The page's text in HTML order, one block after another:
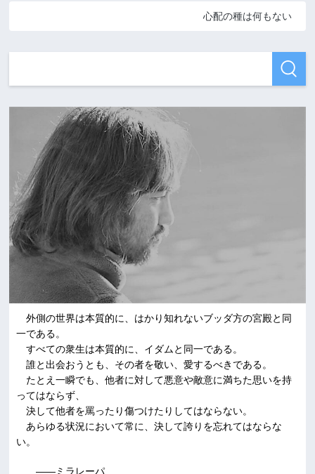
心配の種は何もない
外側の世界は本質的に、はかり知れないブッダ方の宮殿と同
一である。
すべての衆生は本質的に、イダムと同一である。
誰と出会おうとも、その者を敬い、愛するべきである。
たとえ一瞬でも、他者に対して悪意や敵意に満ちた思いを持
ってはならず、
決して他者を罵ったり傷つけたりしてはならない。
あらゆる状況において常に、決して誇りを忘れてはならな
い。
――ミラレーパ